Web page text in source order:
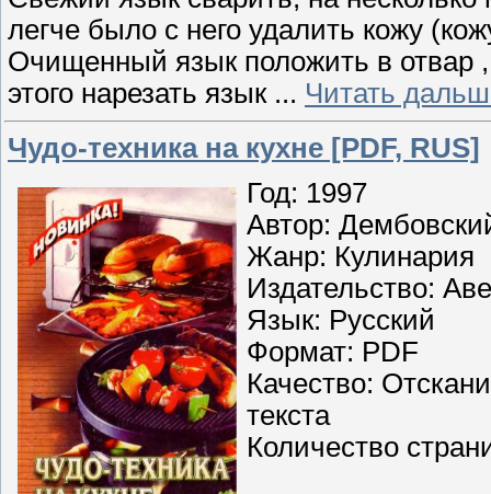
легче было с него удалить кожу
Очищенный язык положить в отвар
этого нарезать язык ... Читать
Чудо-техника на кухне [PDF, RUS]
Год: 1997
Автор:
Жанр: Кулинария
Издательство:
Язык: Русский
Формат: PDF
Качество:
текста
Количество